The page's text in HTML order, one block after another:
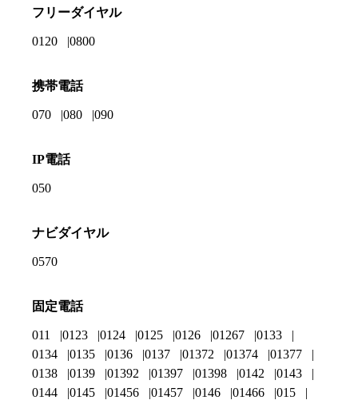
フリーダイヤル
0120 0800
携帯電話
070 080 090
IP電話
050
ナビダイヤル
0570
固定電話
011 0123 0124 0125 0126 01267
0133
0134
0135 0136 0137 01372 01374
01377
0138
0139 01392 01397 01398 0142
0143
0144
0145 01456 01457 0146 01466
015